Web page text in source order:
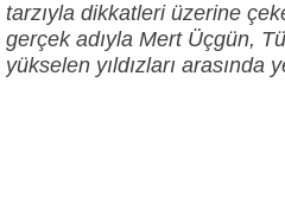
tarzıyla dikkatleri üzerine
gerçek adıyla Mert Üçgün,
yükselen yıldızları arasında